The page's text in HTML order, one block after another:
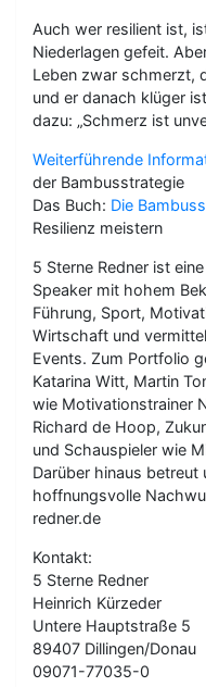
Auch wer resilient ist,
Niederlagen gefeit.
Leben zwar schmerzt,
und er danach klüger
dazu: „Schmerz ist
Weiterführende
der Bambusstrategie
Das Buch: Die
Resilienz meistern
5 Sterne Redner ist
Speaker mit hohem
Führung, Sport,
Wirtschaft und
Events. Zum Portfolio
Katarina Witt, Martin
wie Motivationstrainer
Richard de Hoop,
und Schauspieler wie
Darüber hinaus betreut
hoffnungsvolle
redner.de
Kontakt:
5 Sterne Redner
Heinrich Kürzeder
Untere Hauptstraße 5
89407 Dillingen/Donau
09071-77035-0